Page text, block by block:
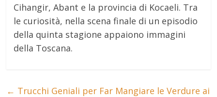
Cihangir, Abant e la provincia di Kocaeli. Tra
le curiosità, nella scena finale di un episodio
della quinta stagione appaiono immagini
della Toscana.
← Trucchi Geniali per Far Mangiare le Verdure ai